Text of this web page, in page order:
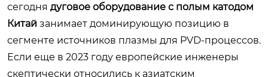
сегодня дуговое оборудование с полым катодом
Китай занимает доминирующую позицию в
сегменте источников плазмы для PVD-процессов.
Если еще в 2023 году европейские инженеры
скептически относились к азиатским